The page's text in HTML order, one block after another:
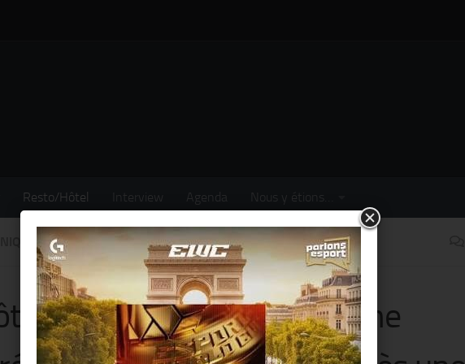
Resto/Hôtel Interview Agenda Nous y étions…
/ RESTO/HÔTEL
« The Peninsula » fait une